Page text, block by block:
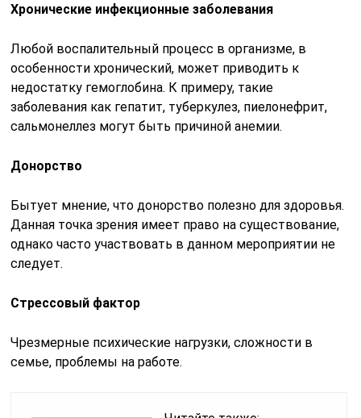
Хронические инфекционные заболевания
Любой воспалительный процесс в организме, в
особенности хронический, может приводить к
недостатку гемоглобина. К примеру, такие
заболевания как гепатит, туберкулез, пиелонефрит,
сальмонеллез могут быть причиной анемии.
Донорство
Бытует мнение, что донорство полезно для здоровья.
Данная точка зрения имеет право на существование,
однако часто участвовать в данном мероприятии не
следует.
Стрессовый фактор
Чрезмерные психические нагрузки, сложности в
семье, проблемы на работе.